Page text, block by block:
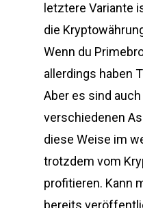
letztere Variante
die
Wenn du
allerdings haben
Aber es sind
verschiedenen
diese Weise im
trotzdem vom
profitieren. Kann
bereits